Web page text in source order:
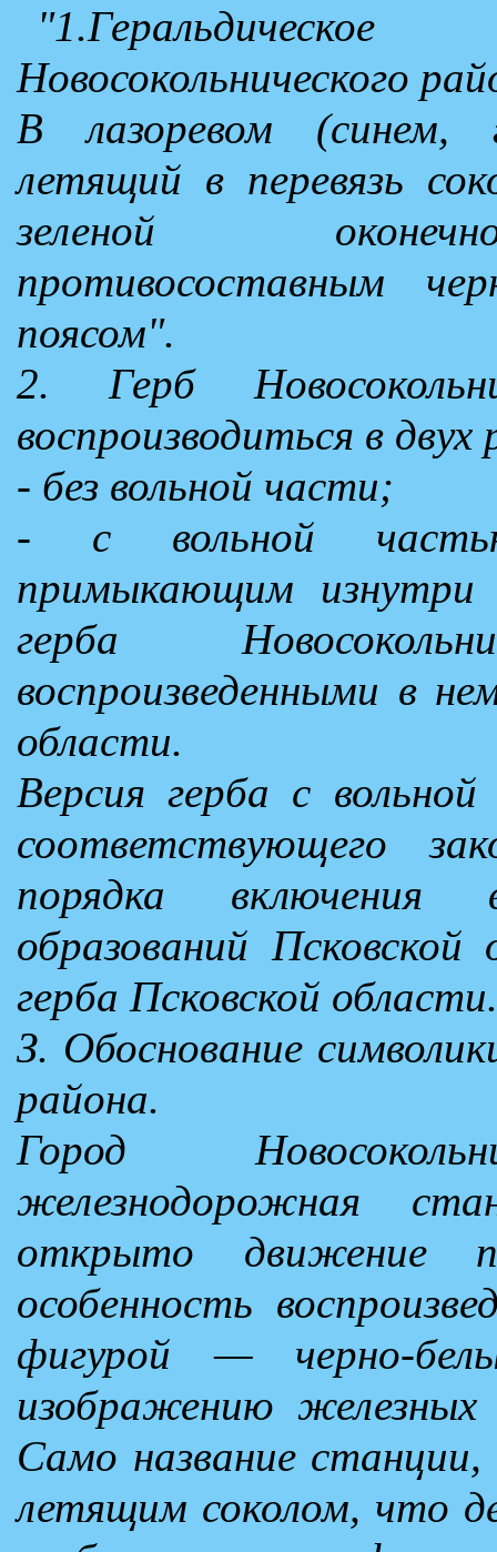
Новосокольнического
В лазоревом (синем,
летящий в перевязь
зеленой
противосоставным
поясом".
2. Герб
воспроизводиться в
- без вольной части;
- с вольной
примыкающим изнутри
герба
воспроизведенными в
области.
Версия герба с
соответствующего
порядка включения
образований
герба Псковской области.
З. Обоснование
района.
Город
железнодорожная
открыто движение
особенность
фигурой — черно-
изображению
Само название
летящим соколом, что